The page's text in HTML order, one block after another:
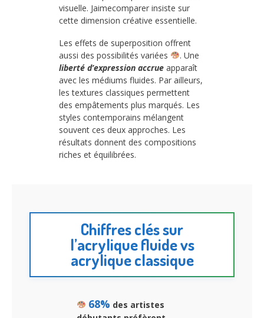
visuelle. Jaimecomparer insiste sur
cette dimension créative essentielle.
Les effets de superposition offrent
aussi des possibilités variées
. Une
liberté d’expression accrue apparaît
avec les médiums fluides. Par ailleurs,
les textures classiques permettent
des empâtements plus marqués. Les
styles contemporains mélangent
souvent ces deux approches. Les
résultats donnent des compositions
riches et équilibrées.
Chiffres clés sur
l’acrylique fluide vs
acrylique classique
68% des artistes